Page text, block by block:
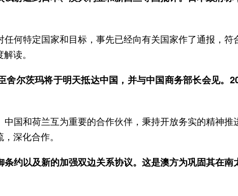
何特定国家和目标，事先已经向有关国家作了通报，
读。
尔茨玛将于明天抵达中国，并与中国商务部长会见。
国和荷兰互为重要的合作伙伴，秉持开放务实的精神
深化合作。
约以及新的加强双边关系协议。这是澳方为巩固其在